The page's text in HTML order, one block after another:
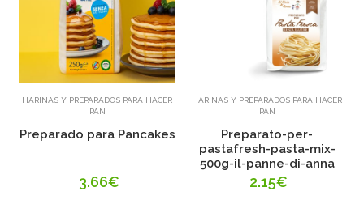
Añadir
HARINAS Y PREPARADOS PARA HACER
PAN
Preparado para Pancakes
3.66€
Añadir
HARINAS Y PREPARADOS PARA HACER
PAN
Preparato-per-
pastafresh-pasta-mix-
500g-il-panne-di-anna
2.15€